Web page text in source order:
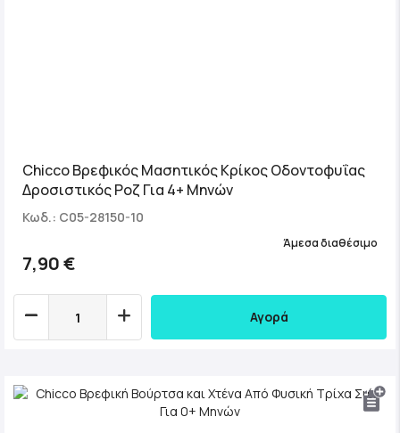
Chicco Βρεφικός Μασητικός Κρίκος Οδοντοφυΐας
Δροσιστικός Ροζ Για 4+ Μηνών
Κωδ.: C05-28150-10
7,90 €
Άμεσα διαθέσιμο
Αγορά